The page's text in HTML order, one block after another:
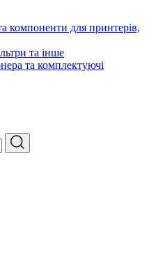
та інше
та комплектуючі